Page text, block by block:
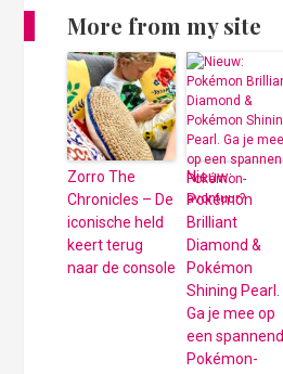
More from my site
Zorro The
Chronicles – De
iconische held
keert terug
naar de console
Nieuw:
Pokémon
Brilliant
Diamond &
Pokémon
Shining Pearl.
Ga je mee op
een spannend
Pokémon-